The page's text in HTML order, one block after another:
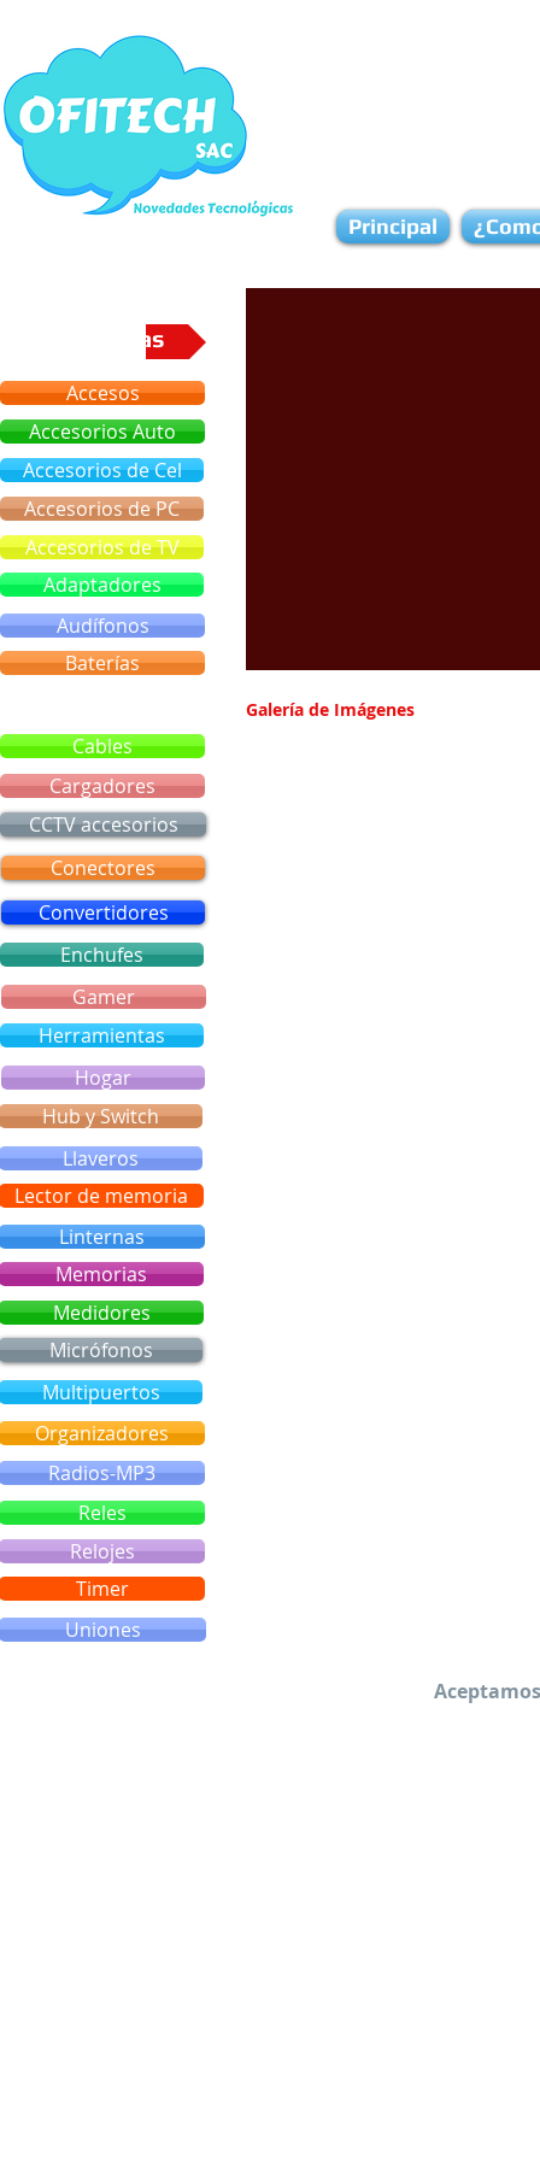
Galería de Imágenes
Categorias
Accesorios de PC
Accesorios de TV
Audífonos
Cables
Adaptadores
Accesorios de Cel
Baterías
Cargadores
Accesorios Auto
Accesos
Principal
Convertidores
CCTV accesorios
Enchufes
Conectores
Gamer
Herramientas
Hogar
Hub y Switch
Llaveros
Lector de memoria
Linternas
Memorias
Medidores
Micrófonos
Multipuertos
Organizadores
Radios-MP3
Reles
Relojes
Timer
Uniones